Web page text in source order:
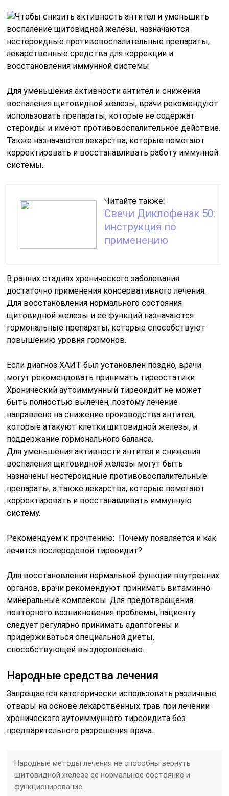
Для уменьшения активности антител и снижения
воспаления щитовидной железы, врачи рекомендуют
использовать препараты, которые не содержат
стероиды и имеют противовоспалительное действие.
Также назначаются лекарства, которые помогают
корректировать и восстанавливать работу иммунной
системы.
Читайте также:
Свечи Диклофенак 50:
инструкция по
применению
В ранних стадиях хронического заболевания
достаточно применения консервативного лечения.
Для восстановления нормального состояния
щитовидной железы и ее функций назначаются
гормональные препараты, которые способствуют
повышению уровня гормонов.
Если диагноз ХАИТ был установлен поздно, врачи
могут рекомендовать принимать тиреостатики.
Хронический аутоиммунный тиреоидит не может
быть полностью вылечен, поэтому лечение
направлено на снижение производства антител,
которые атакуют клетки щитовидной железы, и
поддержание гормонального баланса.
Для уменьшения активности антител и снижения
воспаления щитовидной железы могут быть
назначены нестероидные противовоспалительные
препараты, а также лекарства, которые помогают
корректировать и восстанавливать иммунную
систему.
Рекомендуем к прочтению: Почему появляется и как
лечится послеродовой тиреоидит?
Для восстановления нормальной функции внутренних
органов, врачи рекомендуют принимать витаминно-
минеральные комплексы. Для предотвращения
повторного возникновения проблемы, пациенту
следует регулярно принимать адаптогены и
придерживаться специальной диеты,
способствующей выздоровлению.
Народные средства лечения
Запрещается категорически использовать различные
отвары на основе лекарственных трав при лечении
хронического аутоиммунного тиреоидита без
предварительного разрешения врача.
Народные методы лечения не способны вернуть
щитовидной железе ее нормальное состояние и
функционирование.